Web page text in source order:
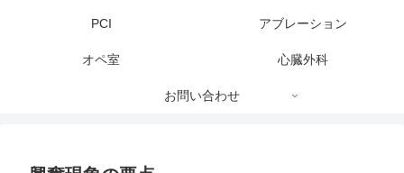
PCI アブレーション
オペ室 心臓外科
お問い合わせ